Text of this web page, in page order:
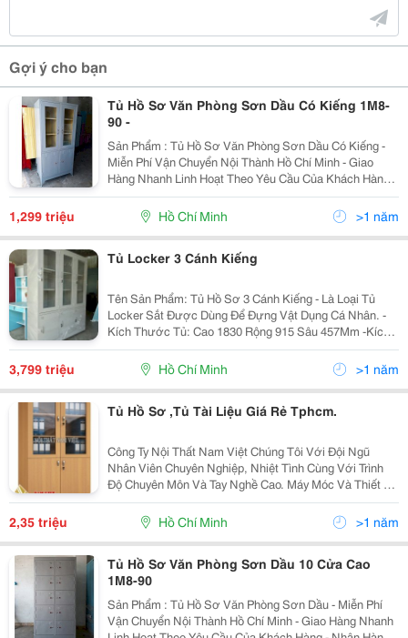
Gợi ý cho bạn
Tủ Hồ Sơ Văn Phòng Sơn Dầu Có Kiếng 1M8-
90 -
Sản Phẩm : Tủ Hồ Sơ Văn Phòng Sơn Dầu Có Kiếng -
Miễn Phí Vận Chuyển Nội Thành Hồ Chí Minh - Giao
Hàng Nhanh Linh Hoạt Theo Yêu Cầu Của Khách Hàng -
Nhận Hàng Kiểm Tra Mới Thanh Toán - Đổi Trả Trong
Vòng 24H Ngày Nếu Khách Hàng Không Ưng
1,299 triệu Hồ Chí Minh >1 năm
Tủ Locker 3 Cánh Kiếng
Tên Sản Phẩm: Tủ Hồ Sơ 3 Cánh Kiếng - Là Loại Tủ
Locker Sắt Được Dùng Để Đựng Vật Dụng Cá Nhân. -
Kích Thước Tủ: Cao 1830 Rộng 915 Sâu 457Mm -Kích
Thước Ô Tủ Cao 280 Rộng 300 Sâu 450Mm -Chất Liệu
Thép Sơn Tĩnh Điện: -Độ Dày: Từ 0,5 Đến 0,7Mm
3,799 triệu Hồ Chí Minh >1 năm
Tủ Hồ Sơ ,Tủ Tài Liệu Giá Rẻ Tphcm.
Công Ty Nội Thất Nam Việt Chúng Tôi Với Đội Ngũ
Nhân Viên Chuyên Nghiệp, Nhiệt Tình Cùng Với Trình
Độ Chuyên Môn Và Tay Nghề Cao. Máy Móc Và Thiết Bị
Hiện Đại, Sản Phẩm Được Sản Xuất Trên Dây Chuyền
Chất Lượng Cao Từ Khâu Nguyên Liệu Đầu Vào. Công
2,35 triệu Hồ Chí Minh >1 năm
Tủ Hồ Sơ Văn Phòng Sơn Dầu 10 Cửa Cao
1M8-90
Sản Phẩm : Tủ Hồ Sơ Văn Phòng Sơn Dầu - Miễn Phí
Vận Chuyển Nội Thành Hồ Chí Minh - Giao Hàng Nhanh